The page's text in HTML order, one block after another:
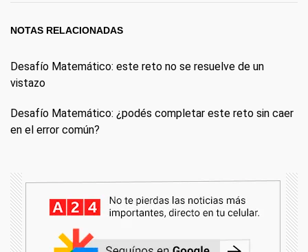
NOTAS RELACIONADAS
Desafío Matemático: este reto no se resuelve de un
vistazo
Desafío Matemático: ¿podés completar este reto sin caer
en el error común?